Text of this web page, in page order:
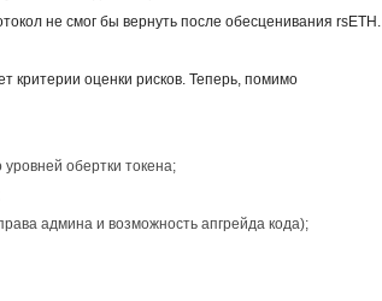
не смог бы вернуть после обесценивания rsETH.
критерии оценки рисков. Теперь, помимо
обертки токена;
админа и возможность апгрейда кода);